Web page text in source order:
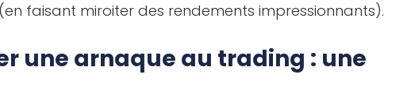
faisant miroiter des rendements impressionnants).
une arnaque au trading : une